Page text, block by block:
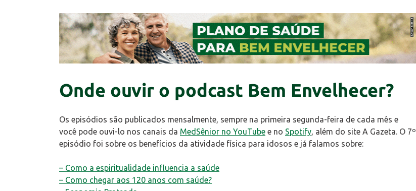
Onde ouvir o podcast Bem Envelhecer?
Os episódios são publicados mensalmente, sempre na primeira segunda-feira de cada mês e
você pode ouvi-lo nos canais da MedSênior no YouTube e no Spotify, além do site A Gazeta. O 7º
episódio foi sobre os benefícios da atividade física para idosos e já falamos sobre:
– Como a espiritualidade influencia a saúde
– Como chegar aos 120 anos com saúde?